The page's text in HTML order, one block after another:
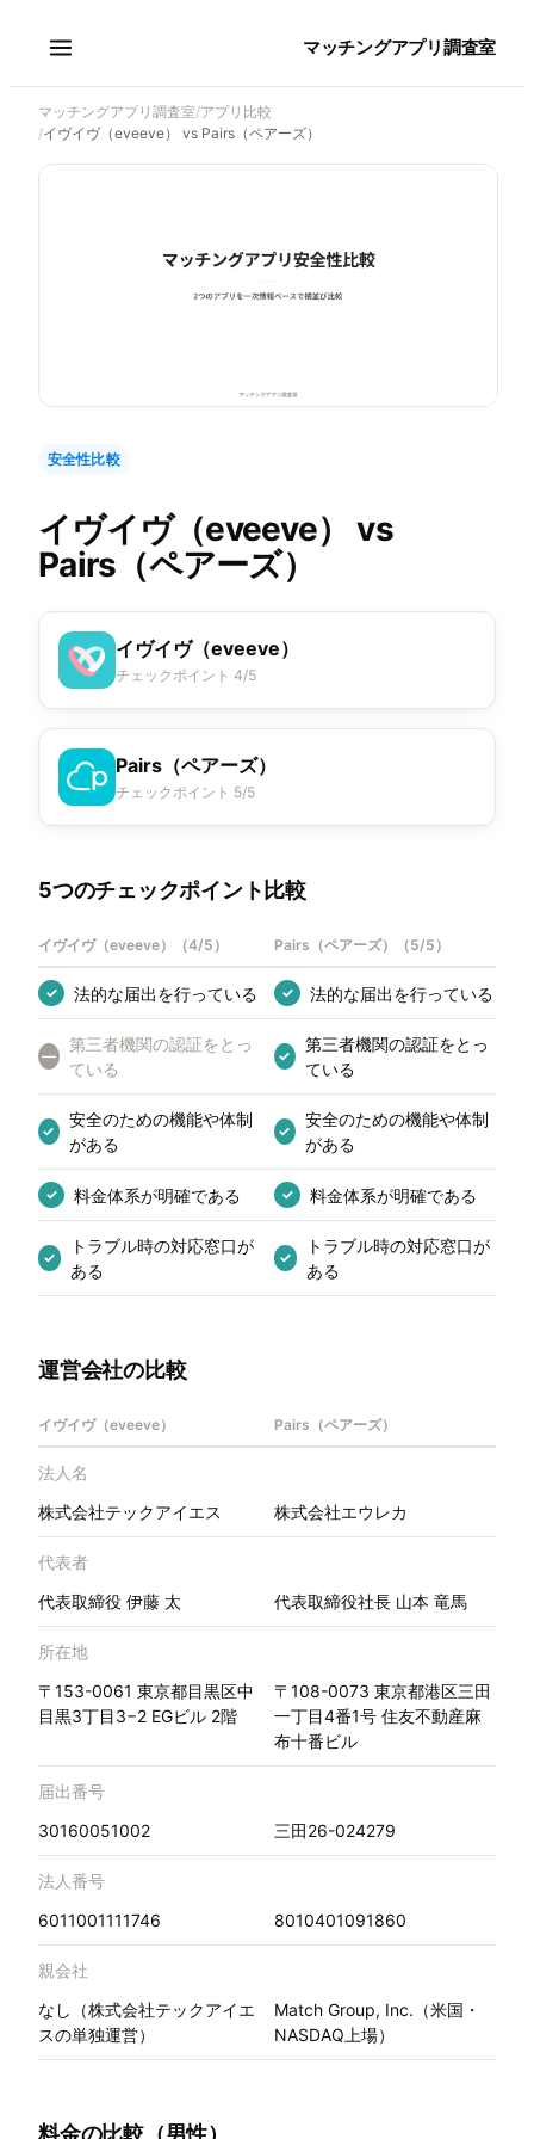
マッチングアプリ調査室
マッチングアプリ調査室/アプリ比較
/イヴイヴ（eveeve） vs Pairs（ペアーズ）
安全性比較
イヴイヴ（eveeve）
vs
Pairs（ペアーズ）
イヴイヴ（eveeve）
チェックポイント 4/5
Pairs（ペアーズ）
チェックポイント 5/5
5つのチェックポイント比較
イヴイヴ（eveeve） （4/5 ） Pairs（ペアーズ） （5/5 ）
✓ 法的な届出を行っている ✓ 法的な届出を行っている
—
第三者機関の認証をとっ
ている
✓
第三者機関の認証をとっ
ている
✓
安全のための機能や体制
がある
✓
安全のための機能や体制
がある
✓ 料金体系が明確である ✓ 料金体系が明確である
✓
トラブル時の対応窓口が
ある
✓
トラブル時の対応窓口が
ある
運営会社の比較
イヴイヴ（eveeve） Pairs（ペアーズ）
法人名
株式会社テックアイエス
株式会社エウレカ
代表者
代表取締役 伊藤 太
代表取締役社長 山本 竜馬
所在地
〒153-0061 東京都目黒区中
目黒3丁目3−2 EGビル 2階
〒108-0073 東京都港区三田
一丁目4番1号 住友不動産麻
布十番ビル
届出番号
30160051002
三田26-024279
法人番号
6011001111746
8010401091860
親会社
なし（株式会社テックアイエ
スの単独運営）
Match Group, Inc.（米国・
NASDAQ上場）